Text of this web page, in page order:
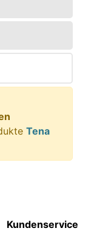
Tena
Kundenservice